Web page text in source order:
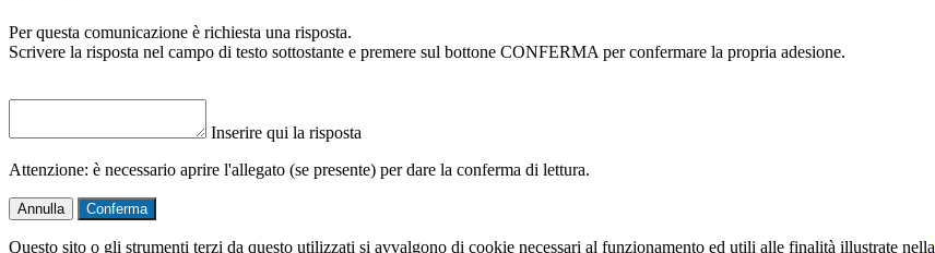
Per questa comunicazione è richiesta una risposta.
Scrivere la risposta nel campo di testo sottostante e premere sul bottone CONFERMA per confermare la propria adesione.
Inserire qui la risposta
Attenzione: è necessario aprire l'allegato (se presente) per dare la conferma di lettura.
Annulla Conferma
Questo sito o gli strumenti terzi da questo utilizzati si avvalgono di cookie necessari al funzionamento ed utili alle finalità illustrate nella